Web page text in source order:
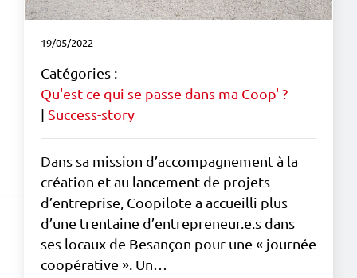
19/05/2022
Catégories :
Qu'est ce qui se passe dans ma Coop' ?
Success-story
Dans sa mission d’accompagnement à la
création et au lancement de projets
d’entreprise, Coopilote a accueilli plus
d’une trentaine d’entrepreneur.e.s dans
ses locaux de Besançon pour une « journée
coopérative ». Un…